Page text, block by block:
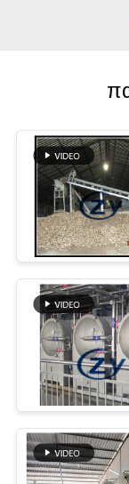
SITEMAP
PRIVACY
POLICY